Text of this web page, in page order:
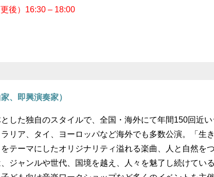
後）16:30 – 18:00
、即興演奏家）
した独自のスタイルで、全国・海外にて年間150回近
リア、タイ、ヨーロッパなど海外でも多数公演。「生
テーマにしたオリジナリティ溢れる楽曲、人と自然を
ジャンルや世代、国境を越え、人々を魅了し続けてい